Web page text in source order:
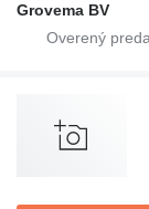
Grovema BV